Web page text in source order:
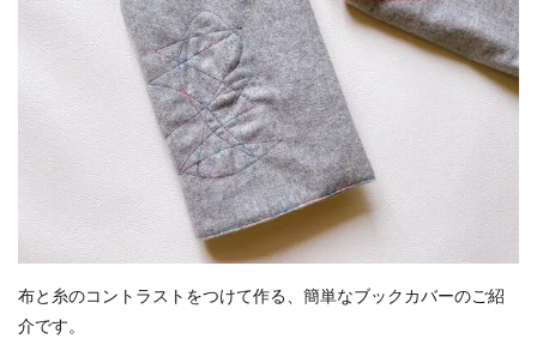
布と糸のコントラストをつけて作る、簡単なブックカバーのご紹
介です。